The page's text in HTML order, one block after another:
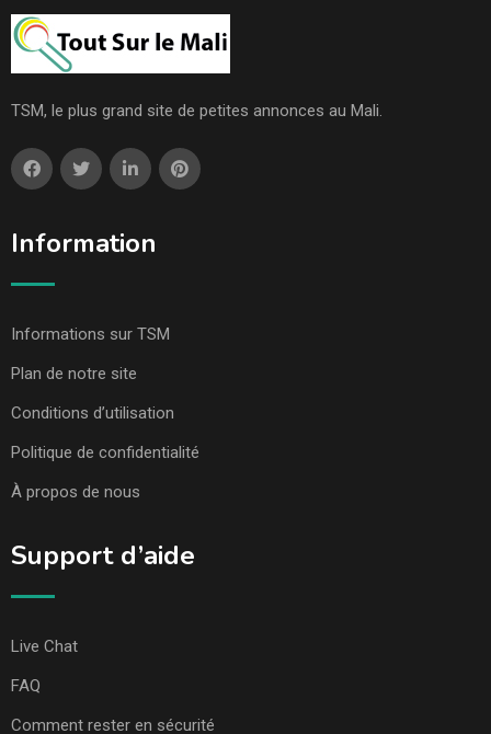
TSM, le plus grand site de petites annonces au Mali.
Information
Informations sur TSM
Plan de notre site
Conditions d’utilisation
Politique de confidentialité
À propos de nous
Support d’aide
Live Chat
FAQ
Comment rester en sécurité